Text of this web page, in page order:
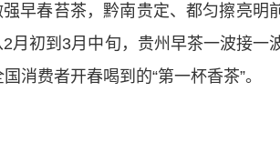
早春苔茶，黔南贵定、都匀擦亮明
初到3月中旬，贵州早茶一波接一
消费者开春喝到的“第一杯香茶”。